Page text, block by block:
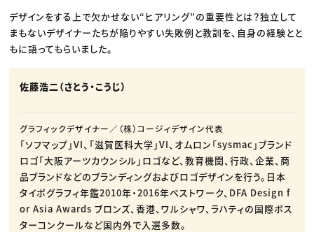
CREATIVE VILLAGEからのお知らせ
プロフェッショナル×つながる×メディア
デザインをする上で欠かせない“ヒアリング”の重要性とは？独立して
まもないデザイナーたちが陥りやすい失敗例と教訓を、自身の経験とと
もに語ってもらいました。
佐藤浩二（さとう・こうじ）
グラフィックデザイナー／（株）コージィデザイン代表
「ソフマップ」VI、「滋賀医科大学」VI、オムロン「sysmac」ブランド
ロゴ「大阪アーツカウンシル」ロゴなど、教育機関、行政、企業、商
品ブランドなどのブランディングおよびロゴデザインを行う。日本
タイポグラフィ年鑑2010年・2016年ベストワーク、DFA Design f
or Asia Awards ブロンズ、香港、ワルシャワ、ラハティの国際ポス
ターコンクールなど国内外で入選多数。